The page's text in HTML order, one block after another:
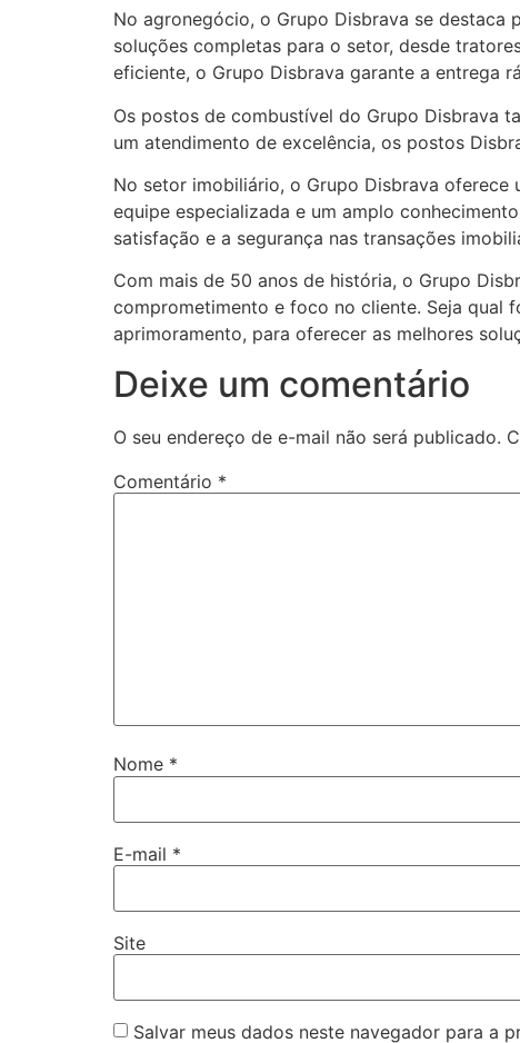
No agronegócio, o Grupo Disbrava se destaca
soluções completas para o setor, desde
eficiente, o Grupo Disbrava garante a entrega
Os postos de combustível do Grupo Disbrava
um atendimento de excelência, os postos
No setor imobiliário, o Grupo Disbrava oferece
equipe especializada e um amplo
satisfação e a segurança nas transações
Com mais de 50 anos de história, o Grupo
comprometimento e foco no cliente. Seja qual
aprimoramento, para oferecer as melhores
Deixe um comentário
O seu endereço de e-mail não será publicado.
Comentário *
Nome *
E-mail *
Site
Salvar meus dados neste navegador para a